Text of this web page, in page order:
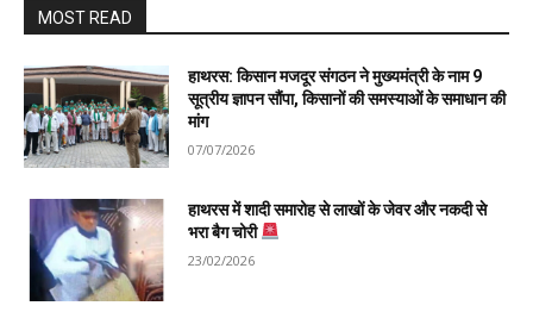
MOST READ
हाथरस: किसान मजदूर संगठन ने मुख्यमंत्री के नाम 9
सूत्रीय ज्ञापन सौंपा, किसानों की समस्याओं के समाधान की
मांग
07/07/2026
हाथरस में शादी समारोह से लाखों के जेवर और नकदी से
भरा बैग चोरी
23/02/2026